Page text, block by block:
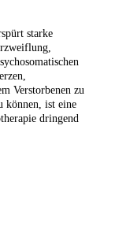
starke
Verstorbenen zu
können, ist eine
dringend